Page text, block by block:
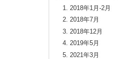
2018年1月-2月
2018年7月
2018年12月
2019年5月
2021年3月